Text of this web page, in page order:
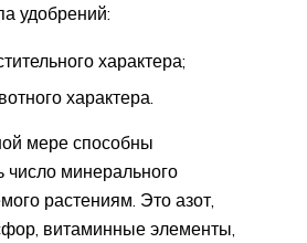
удобрений:
характера;
характера.
мере способны
число минерального
растениям. Это азот,
витаминные элементы,